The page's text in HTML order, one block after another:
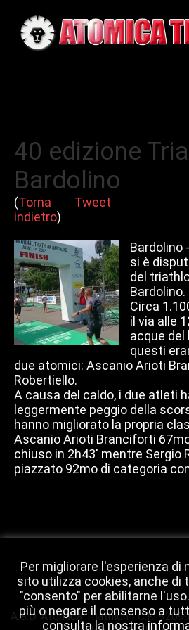
40 edizione
Bardolino
Tweet
(Torna
indietro)
Bardolino
si è
del
Bardolino.
Circa
il via alle
acque del
questi
due atomici: Ascanio Arioti
Robertiello.
A causa del caldo, i due atleti
leggermente peggio della
hanno migliorato la propria
Ascanio Arioti Branciforti
chiuso in 2h43' mentre Sergio
piazzato 92mo di categoria
A.S.D. Atomica Triathlon | C.F.:
Per migliorare l'esperienza di
sito utilizza cookies, anche di
"consento" per abilitarne
più o negare il consenso a
consulta la nostra